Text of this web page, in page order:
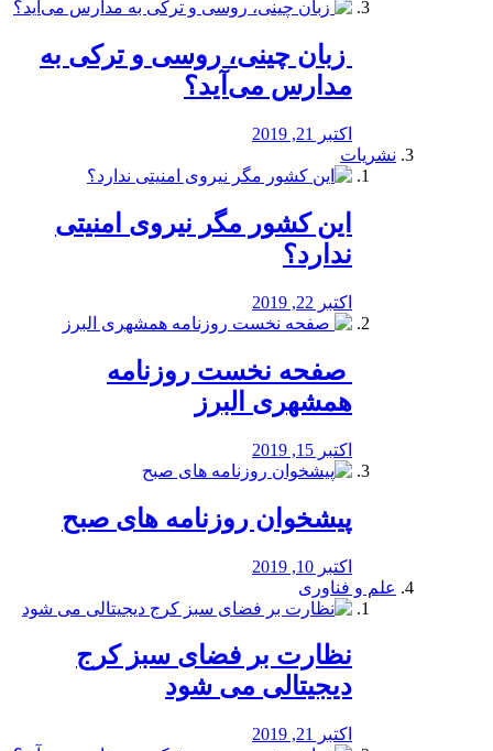
️ زبان چینی، روسی و ترکی به
مدارس می‌آید؟
اکتبر 21, 2019
نشریات
این کشور مگر نیروی امنیتی
ندارد؟
اکتبر 22, 2019
️ صفحه نخست روزنامه‌
همشهری البرز
اکتبر 15, 2019
پیشخوان روزنامه های صبح
اکتبر 10, 2019
علم و فناوری
نظارت بر فضای سبز کرج
دیجیتالی می شود
اکتبر 21, 2019